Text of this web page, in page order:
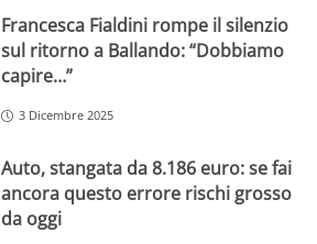
Francesca Fialdini rompe il silenzio
sul ritorno a Ballando: “Dobbiamo
capire…”
3 Dicembre 2025
Auto, stangata da 8.186 euro: se fai
ancora questo errore rischi grosso
da oggi